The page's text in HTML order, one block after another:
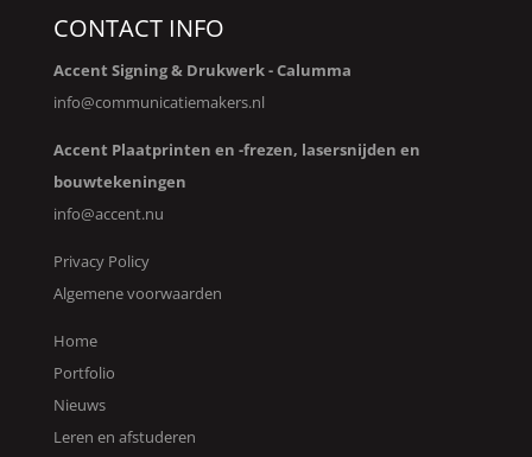
CONTACT INFO
Accent Signing & Drukwerk -Calumma
info@communicatiemakers.nl
Accent Plaatprinten en -frezen, lasersnijden en
bouwtekeningen
info@accent.nu
Privacy Policy
Algemene voorwaarden
Home
Portfolio
Nieuws
Leren en afstuderen